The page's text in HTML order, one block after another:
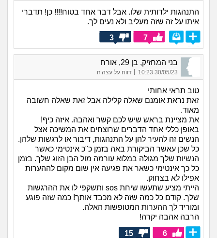
התנהגות ילדותית שלו. אבל דבר אחד בטוח!!!! כן! תדברי
איתו על זה שזה מעליב ולא נעים לך.
7
3
בני המחזיק, בן 29, אורח
30/05/23 10:23 דווח על עצה זו
טוב תראי אחותי
זאת נראת אומנם שאלה קלילה אבל זאת שאלה חשובה
מאוד.
את מציינת בראש שיש לכם קשר ואהבה. איזה כיף!
באופן כללי אחד הדברים שרוצחים את המשיכה אצל
הנשים זה להעיר להן על התנהגות, דיבור או לרגשות שלהן.
כל שכן עאשר הביקורת באה בזמן כ"כ אינטימי כאשר
הנשיות שלך מגולה במלוא עורמה מול הבן הזוג שלך. בזמן
כל כך אינטימי כשאר את פגיעה אין שום מקום לההערות
אפילו לא בצחוק.
הייתי מציע שתעשו שיחת sos ותשקפי לו את ההרגשות
שלך. קודם כל כמה שזה לא מכבד אותך! כמה שזה פוגע
ומוריד לך ההערות המטופשות האלה.
הרבה אהבה יקרה!
6
15